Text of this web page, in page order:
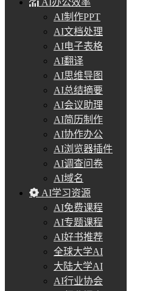
AI办公效率
AI制作PPT
AI文档处理
AI电子表格
AI翻译
AI思维导图
AI总结摘要
AI会议助理
AI简历制作
AI协作办公
AI浏览器插件
AI调查问卷
AI域名
AI学习资源
AI免费课程
AI专题课程
AI好书推荐
全球大学AI
大陆大学AI
AI行业协会